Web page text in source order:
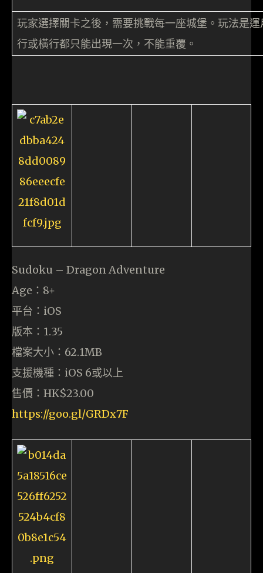
玩家選擇關卡之後，需要挑戰每一座城堡。玩法是
行或橫行都只能出現一次，不能重覆。
Sudoku – Dragon Adventure
Age：8+
平台：iOS
版本：1.35
檔案大小：62.1MB
支援機種：iOS 6或以上
售價：HK$23.00
https://goo.gl/GRDx7F